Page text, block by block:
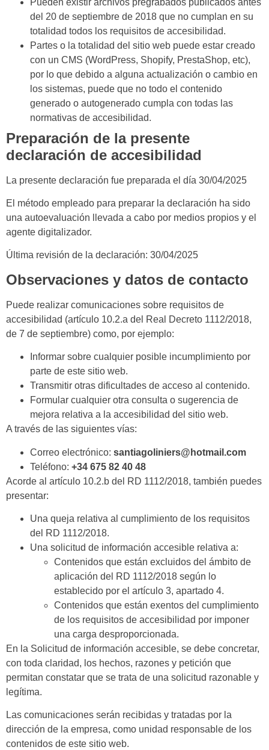
del 20 de septiembre de 2018 que no cumplan en su
totalidad todos los requisitos de accesibilidad.
Partes o la totalidad del sitio web puede estar creado
con un CMS (WordPress, Shopify, PrestaShop, etc),
por lo que debido a alguna actualización o cambio en
los sistemas, puede que no todo el contenido
generado o autogenerado cumpla con todas las
normativas de accesibilidad.
Preparación de la presente
declaración de accesibilidad
La presente declaración fue preparada el día 30/04/2025
El método empleado para preparar la declaración ha sido
una autoevaluación llevada a cabo por medios propios y el
agente digitalizador.
Última revisión de la declaración: 30/04/2025
Observaciones y datos de contacto
Puede realizar comunicaciones sobre requisitos de
accesibilidad (artículo 10.2.a del Real Decreto 1112/2018,
de 7 de septiembre) como, por ejemplo:
Informar sobre cualquier posible incumplimiento por
parte de este sitio web.
Transmitir otras dificultades de acceso al contenido.
Formular cualquier otra consulta o sugerencia de
mejora relativa a la accesibilidad del sitio web.
A través de las siguientes vías:
Correo electrónico: santiagoliniers@hotmail.com
Teléfono: +34 675 82 40 48
Acorde al artículo 10.2.b del RD 1112/2018, también puedes
presentar:
Una queja relativa al cumplimiento de los requisitos
del RD 1112/2018.
Una solicitud de información accesible relativa a:
Contenidos que están excluidos del ámbito de
aplicación del RD 1112/2018 según lo
establecido por el artículo 3, apartado 4.
Contenidos que están exentos del cumplimiento
de los requisitos de accesibilidad por imponer
una carga desproporcionada.
En la Solicitud de información accesible, se debe concretar,
con toda claridad, los hechos, razones y petición que
permitan constatar que se trata de una solicitud razonable y
legítima.
Las comunicaciones serán recibidas y tratadas por la
dirección de la empresa, como unidad responsable de los
contenidos de este sitio web.